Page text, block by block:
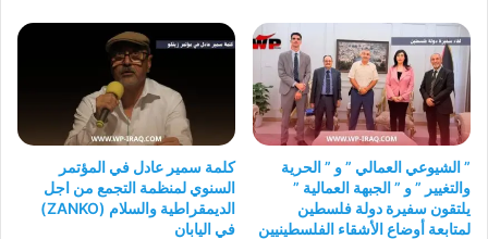
” الشيوعي العمالي ” و ” الحرية
والتغيير ” و ” الجبهة العمالية ”
يلتقون سفيرة دولة فلسطين
لمتابعة أوضاع الأشقاء الفلسطينيين
كلمة سمير عادل في المؤتمر
السنوي لمنظمة التجمع من اجل
الديمقراطية والسلام (ZANKO)
في اليابان